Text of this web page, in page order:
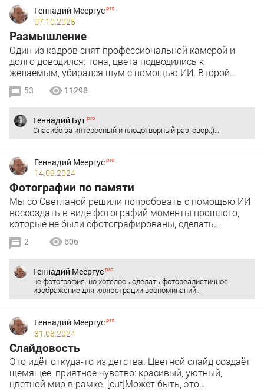
Геннадий Меергус
07.10.2025
Размышление
Один из кадров снят профессиональной камерой и
долго доводился: тона, цвета подводились к
желаемым, убирался шум с помощью ИИ. Второй…
53 11298
Геннадий Бут
Спасибо за интересный и плодотворный разговор.;)…
Геннадий Меергус
14.09.2024
Фотографии по памяти
Мы со Светланой решили попробовать с помощью ИИ
воссоздать в виде фотографий моменты прошлого,
которые не были сфотографированы, сделать…
2 606
Геннадий Меергус
не фотография. но хотелось сделать фотореалистичное
изображение для иллюстрации воспоминаний…
Геннадий Меергус
31.08.2024
Слайдовость
Это идёт откуда-то из детства. Цветной слайд создаёт
щемящее, приятное чувство: красивый, уютный,
цветной мир в рамке. [cut]Может быть, это…